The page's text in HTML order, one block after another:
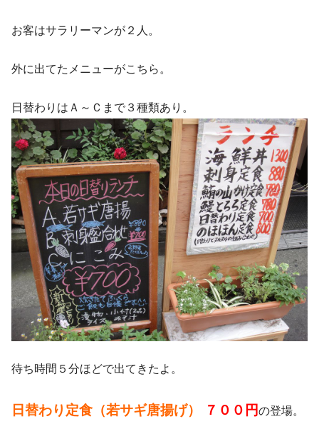
お客はサラリーマンが２人。
外に出てたメニューがこちら。
日替わりはＡ～Ｃまで３種類あり。
待ち時間５分ほどで出てきたよ。
日替わり定食（若サギ唐揚げ） ７００円の登場。